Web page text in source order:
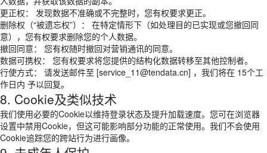
更正权： 发现数据不准确或不完整时，您有权要求更正。
删除权（“被遗忘权”）： 在特定情形下（如处理目的已实现或您撤回同
意），您有权要求删除您的个人数据。
撤回同意： 您有权随时撤回对营销通讯的同意。
数据可携权： 您有权要求将您提供的结构化数据转移至其他控制者。
行使方式： 请发送邮件至 [service_11@tendata.cn] ，我们将在 15个工
作日内 予以回复。
8. Cookie及类似技术
我们使用必要的Cookie以维持登录状态及提升加载速度。您可在浏览器
设置中禁用Cookie，但这可能影响部分功能的正常使用。我们不会使用
Cookie追踪您的跨站行为进行画像。